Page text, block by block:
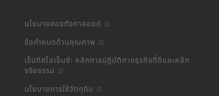
นโยบายของทังกาลอยด์
ข้อกำหนดด้านคุณภาพ
เข็มทิศไอเอ็มซี: หลักการปฏิบัติทางธุรกิจที่ดีและหลัก
จริยธรรม
นโยบายการใช้วัตถุดิบ